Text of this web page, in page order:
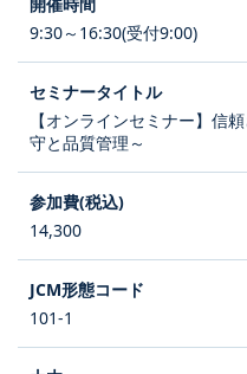
9:30～16:30(受付9:00)
【オンラインセミナー】信
守と品質管理～
14,300
101-1